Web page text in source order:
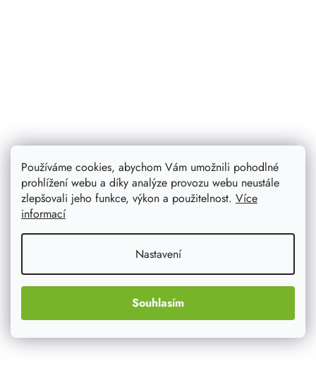
Používáme cookies, abychom Vám umožnili pohodlné
prohlížení webu a díky analýze provozu webu neustále
zlepšovali jeho funkce, výkon a použitelnost. Více
informací
Nastavení
Souhlasím
Dřevěná balanční věž se zvířátky
Dřevěná balanční věž se zvířátky přinese dětem radost,
napětí i spoustu zábavy, při které si ani nevšimnou, že
se zároveň učí trpělivosti a zlepšují svou koordinaci i
soustředění.